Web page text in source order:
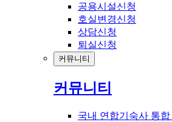
공용시설신청
호실변경신청
상담신청
퇴실신청
커뮤니티
커뮤니티
국내 연합기숙사 통합